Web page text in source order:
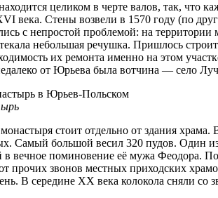
целиком в черте валов, так, что
века. Стены возвели в 1570 году (по
с непростой проблемой: на
небольшая речушка. Пришлось
их ремонта именно на этом
от Юрьева была вотчина — село
стоит отдельно от здания
Самый большой весил 320 пудов. Один
вечное поминовение её мужа Феодора.
прочих звонов местных приходских
В середине XX века колокола сняли со